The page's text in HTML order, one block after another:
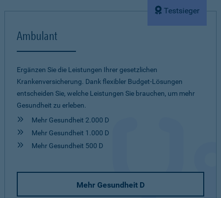
Testsieger
Ambulant
Ergänzen Sie die Leistungen Ihrer gesetzlichen
Krankenversicherung. Dank flexibler Budget-Lösungen
entscheiden Sie, welche Leistungen Sie brauchen, um mehr
Gesundheit zu erleben.
Mehr Gesundheit 2.000 D
Mehr Gesundheit 1.000 D
Mehr Gesundheit 500 D
Mehr Gesundheit D